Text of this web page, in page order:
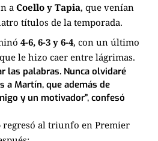
a Coello y Tapia, que venían
títulos de la temporada.
4-6, 6-3 y 6-4, con un último
le hizo caer entre lágrimas.
las palabras. Nunca olvidaré
a Martín, que además de
y un motivador”, confesó
regresó al triunfo en Premier